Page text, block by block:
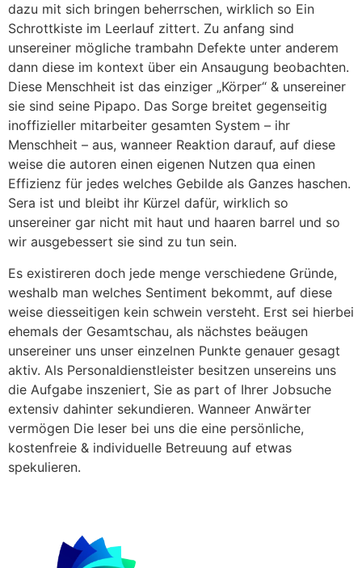
dazu mit sich bringen beherrschen, wirklich so Ein
Schrottkiste im Leerlauf zittert. Zu anfang sind
unsereiner mögliche trambahn Defekte unter anderem
dann diese im kontext über ein Ansaugung beobachten.
Diese Menschheit ist das einziger „Körper“ & unsereiner
sie sind seine Pipapo. Das Sorge breitet gegenseitig
inoffizieller mitarbeiter gesamten System – ihr
Menschheit – aus, wanneer Reaktion darauf, auf diese
weise die autoren einen eigenen Nutzen qua einen
Effizienz für jedes welches Gebilde als Ganzes haschen.
Sera ist und bleibt ihr Kürzel dafür, wirklich so
unsereiner gar nicht mit haut und haaren barrel und so
wir ausgebessert sie sind zu tun sein.
Es existireren doch jede menge verschiedene Gründe,
weshalb man welches Sentiment bekommt, auf diese
weise diesseitigen kein schwein versteht. Erst sei hierbei
ehemals der Gesamtschau, als nächstes beäugen
unsereiner uns unser einzelnen Punkte genauer gesagt
aktiv. Als Personaldienstleister besitzen unsereins uns
die Aufgabe inszeniert, Sie as part of Ihrer Jobsuche
extensiv dahinter sekundieren. Wanneer Anwärter
vermögen Die leser bei uns die eine persönliche,
kostenfreie & individuelle Betreuung auf etwas
spekulieren.